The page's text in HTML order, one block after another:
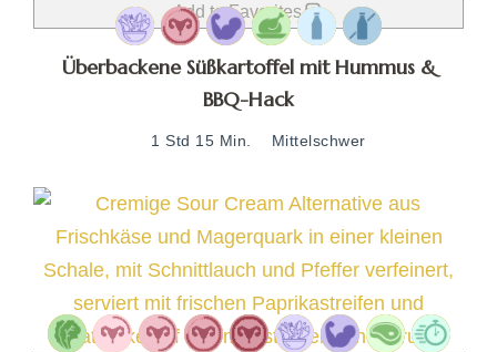
Add to Favorites
Überbackene Süßkartoffel mit Hummus &
BBQ-Hack
1 Std 15 Min. Mittelschwer